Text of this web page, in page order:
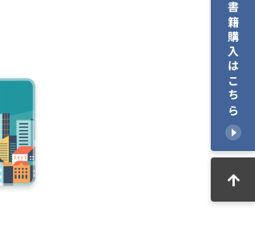
書籍購入はこちら